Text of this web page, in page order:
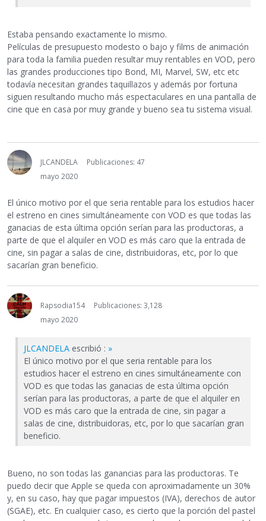
Estaba pensando exactamente lo mismo.
Películas de presupuesto modesto o bajo y films de animación
para toda la familia pueden resultar muy rentables en VOD, pero
las grandes producciones tipo Bond, MI, Marvel, SW, etc etc
todavía necesitan grandes taquillazos y además por fortuna
siguen resultando mucho más espectaculares en una pantalla de
cine que en casa por muy grande y bueno sea tu sistema visual.
JLCANDELA
Publicaciones: 47
mayo 2020
El único motivo por el que seria rentable para los estudios hacer
el estreno en cines simultáneamente con VOD es que todas las
ganacias de esta última opción serían para las productoras, a
parte de que el alquiler en VOD es más caro que la entrada de
cine, sin pagar a salas de cine, distribuidoras, etc, por lo que
sacarían gran beneficio.
Rapsodia154
Publicaciones: 3,128
mayo 2020
JLCANDELA escribió : »
El único motivo por el que seria rentable para los
estudios hacer el estreno en cines simultáneamente con
VOD es que todas las ganacias de esta última opción
serían para las productoras, a parte de que el alquiler en
VOD es más caro que la entrada de cine, sin pagar a
salas de cine, distribuidoras, etc, por lo que sacarían gran
beneficio.
Bueno, no son todas las ganancias para las productoras. Te
puedo decir que Apple se queda con aproximadamente un 30%
y, en su caso, hay que pagar impuestos (IVA), derechos de autor
(SGAE), etc. En cualquier caso, es cierto que la porción del pastel